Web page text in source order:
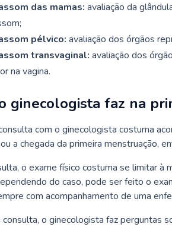
das mamas: avaliação da
pélvico: avaliação dos órgãos
transvaginal: avaliação dos
na vagina.
ginecologista faz na
com o ginecologista costuma
a chegada da primeira menstruação,
o exame físico costuma se limitar à
do caso, pode ser feito o
com acompanhamento de uma
consulta, o ginecologista faz perguntas